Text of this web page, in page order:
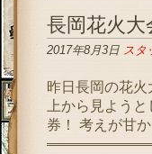
長岡花火大
2017年8月3日 スタ
昨日長岡の花
上から見よう
券！ 考えが甘